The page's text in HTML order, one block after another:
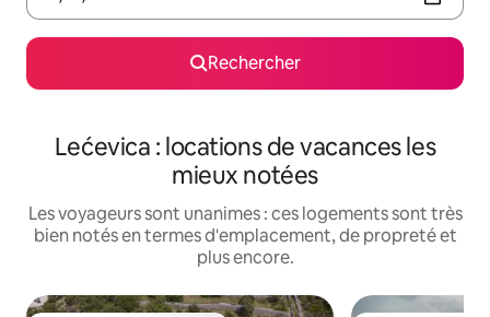
Rechercher
Lećevica : locations de vacances les
mieux notées
Les voyageurs sont unanimes : ces logements sont très
bien notés en termes d'emplacement, de propreté et
plus encore.